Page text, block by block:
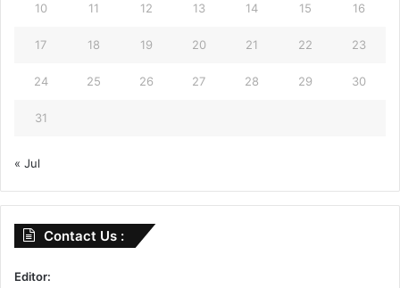
10 11 12 13 14 15 16
17 18 19 20 21 22 23
24 25 26 27 28 29 30
31
« Jul
Contact Us :
Editor: